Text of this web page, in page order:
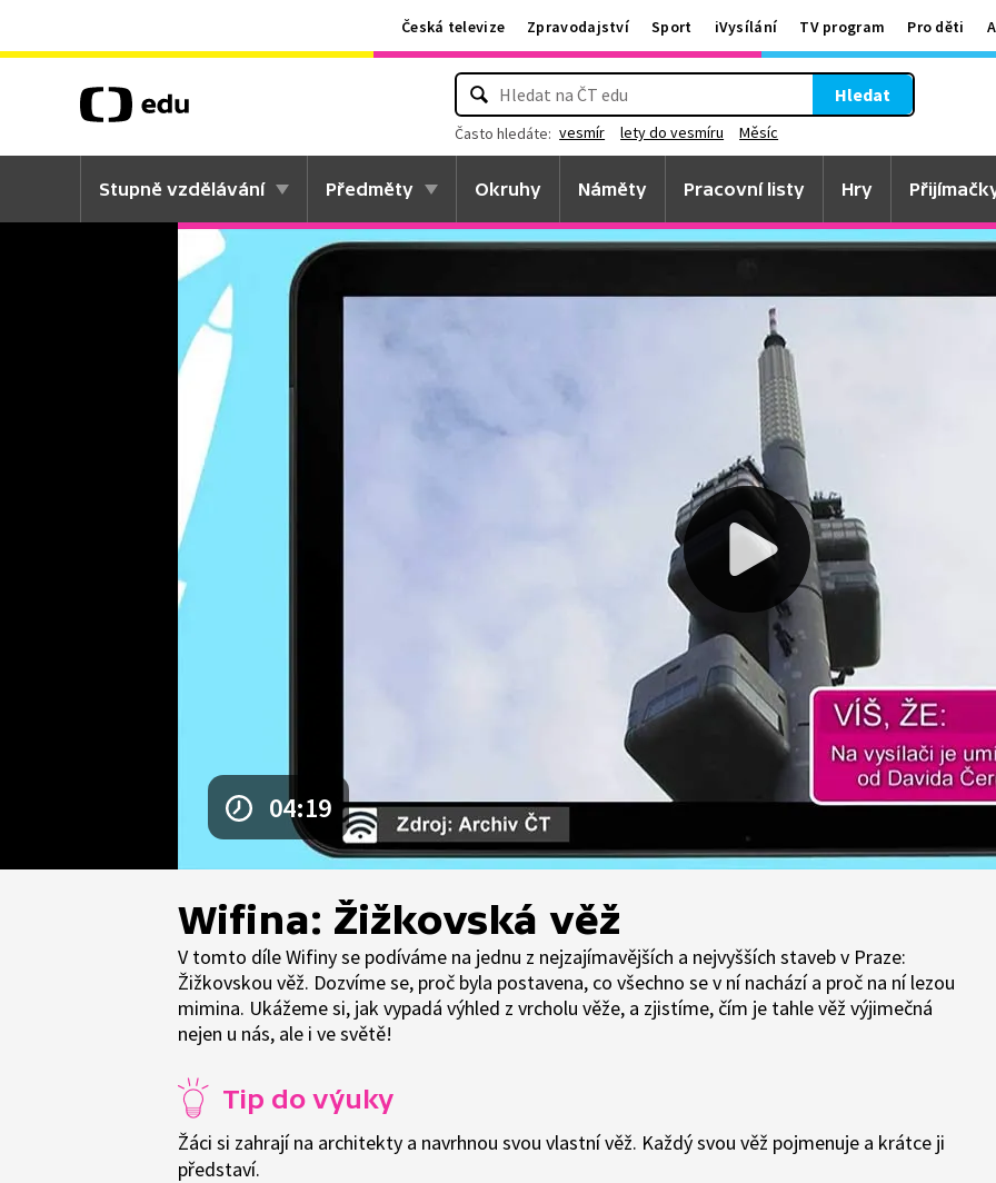
Česká televize Zpravodajství Sport iVysílání TV program Pro děti
Hledat
Často hledáte: vesmír lety do vesmíru Měsíc
Stupně vzdělávání Předměty Okruhy Náměty Pracovní listy Hry
04:19
Wifina: Žižkovská věž
V tomto díle Wifiny se podíváme na jednu z nejzajímavějších a nejvyšších staveb v Praze:
Žižkovskou věž. Dozvíme se, proč byla postavena, co všechno se v ní nachází a proč na ní lezou
mimina. Ukážeme si, jak vypadá výhled z vrcholu věže, a zjistíme, čím je tahle věž výjimečná
nejen u nás, ale i ve světě!
Tip do výuky
Žáci si zahrají na architekty a navrhnou svou vlastní věž. Každý svou věž pojmenuje a krátce ji
představí.